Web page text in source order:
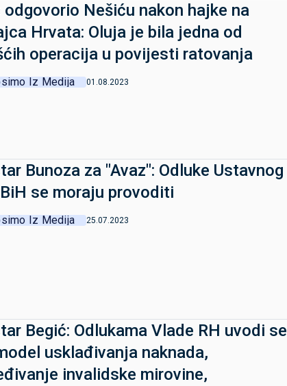
odgovorio Nešiću nakon hajke na
Hrvata: Oluja je bila jedna od
operacija u povijesti ratovanja
Iz Medija 01.08.2023
Bunoza za "Avaz": Odluke Ustavnog
se moraju provoditi
Iz Medija 25.07.2023
Begić: Odlukama Vlade RH uvodi se
usklađivanja naknada,
invalidske mirovine,